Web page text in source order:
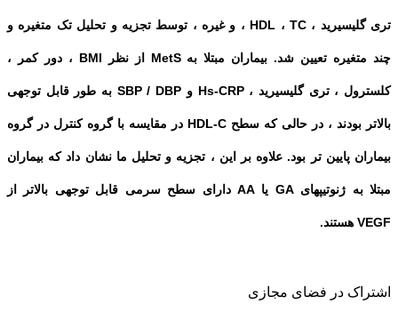
تری گلیسیرید ، HDL ، TC ، و غیره ، توسط تجزیه و تحلیل تک متغیره و
چند متغیره تعیین شد. بیماران مبتلا به MetS از نظر BMI ، دور کمر ،
کلسترول ، تری گلیسیرید ، Hs-CRP و SBP / DBP به طور قابل توجهی
بالاتر بودند ، در حالی که سطح HDL-C در مقایسه با گروه کنترل در گروه
بیماران پایین تر بود. علاوه بر این ، تجزیه و تحلیل ما نشان داد که بیماران
مبتلا به ژنوتیپهای GA یا AA دارای سطح سرمی قابل توجهی بالاتر از
VEGF هستند.
اشتراک در فضای مجازی